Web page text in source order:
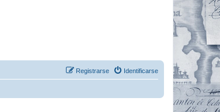
Identificarse
Registrarse